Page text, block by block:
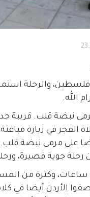
الله.
نبضة قلب. قريبة
الفجر في زيارة
على مرمى نبضة قلب.
رحلة جوية قصيرة،
وكثرة من
الأردن أيضا في